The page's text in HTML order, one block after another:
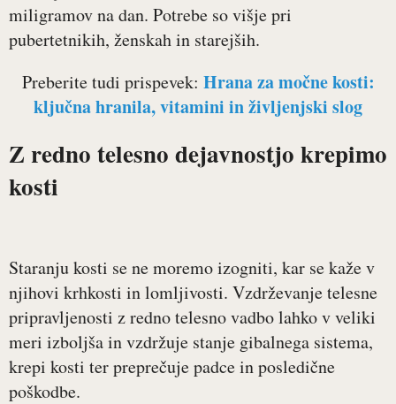
miligramov na dan. Potrebe so višje pri
pubertetnikih, ženskah in starejših.
Preberite tudi prispevek: Hrana za močne kosti:
ključna hranila, vitamini in življenjski slog
Z redno telesno dejavnostjo krepimo
kosti
Staranju kosti se ne moremo izogniti, kar se kaže v
njihovi krhkosti in lomljivosti. Vzdrževanje telesne
pripravljenosti z redno telesno vadbo lahko v veliki
meri izboljša in vzdržuje stanje gibalnega sistema,
krepi kosti ter preprečuje padce in posledične
poškodbe.